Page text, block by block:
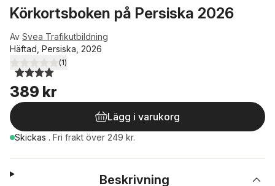
Körkortsboken på Persiska 2026
Av Svea Trafikutbildning
Häftad, Persiska, 2026
4,0utav 5 stjärnor. Totalt antal röster:
(1)
389 kr
Lägg i varukorg
Skickas . Fri frakt över 249 kr.
Beskrivning